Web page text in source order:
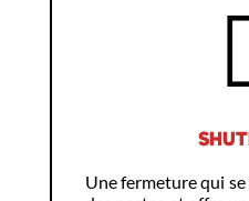
Une fermeture qui